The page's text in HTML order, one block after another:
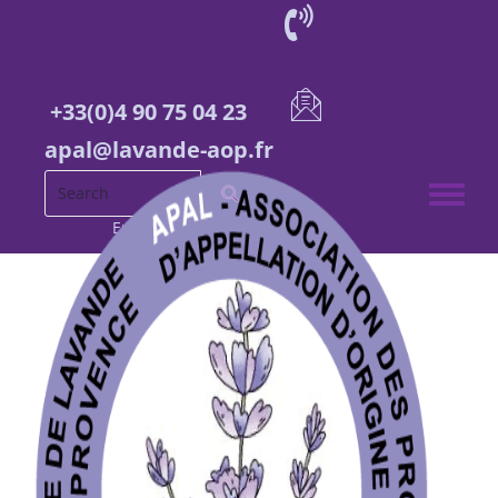
+33(0)4 90 75 04 23
apal@lavande-aop.fr
English French
Toggle